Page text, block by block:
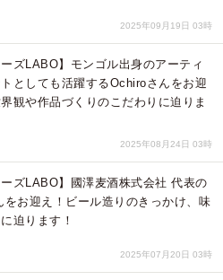
2025年09月19日 03時
ーズLABO】モンゴル出身のアーティ
としても活躍するOchiroさんをお迎
観や作品づくりのこだわりに迫りま
2025年08月24日 03時
ーズLABO】國澤麦酒株式会社 代表の
をお迎え！ビール造りのきっかけ、味
迫ります！
2025年07月20日 03時